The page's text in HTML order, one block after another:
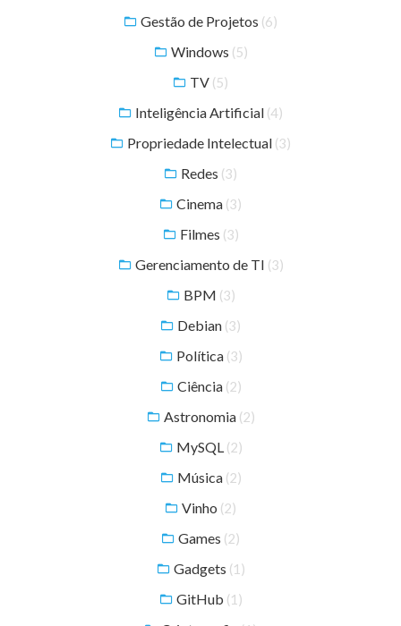
Gestão de Projetos (6)
Windows (5)
TV (5)
Inteligência Artificial (4)
Propriedade Intelectual (3)
Redes (3)
Cinema (3)
Filmes (3)
Gerenciamento de TI (3)
BPM (3)
Debian (3)
Política (3)
Ciência (2)
Astronomia (2)
MySQL (2)
Música (2)
Vinho (2)
Games (2)
Gadgets (1)
GitHub (1)